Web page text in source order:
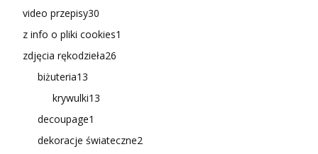
video przepisy30
z info o pliki cookies1
zdjęcia rękodzieła26
biżuteria13
krywulki13
decoupage1
dekoracje świateczne2